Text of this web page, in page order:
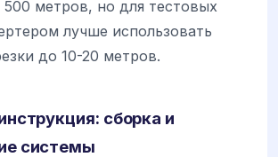
метров, но для тестовых
лучше использовать
до 10-20 метров.
сборка и
системы